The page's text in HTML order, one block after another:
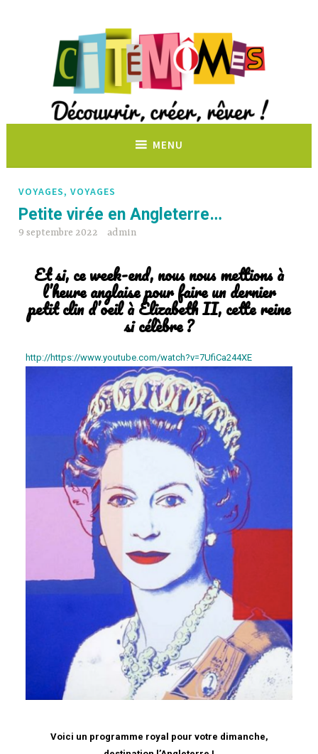
Découvrir, créer, rêver !
MENU
VOYAGES, VOYAGES
Petite virée en Angleterre…
9 septembre 2022 admin
Et si, ce week-end, nous nous mettions à
l’heure anglaise pour faire un dernier
petit clin d’oeil à Elizabeth II, cette reine
si célèbre ?
http://https://www.youtube.com/watch?v=7UfiCa244XE
Voici un programme royal pour votre dimanche,